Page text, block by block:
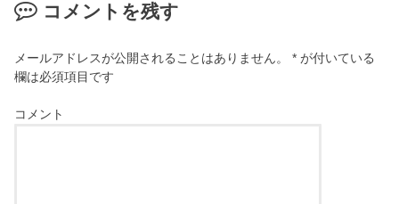
コメントを残す
メールアドレスが公開されることはありません。 * が付いている
欄は必須項目です
コメント